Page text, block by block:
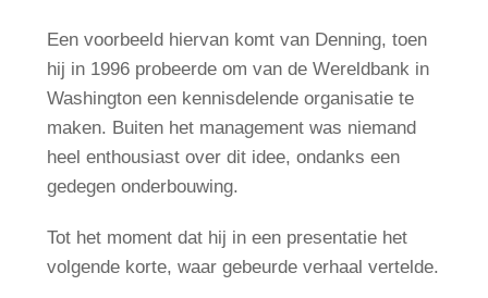
Een voorbeeld hiervan komt van Denning, toen
hij in 1996 probeerde om van de Wereldbank in
Washington een kennisdelende organisatie te
maken. Buiten het management was niemand
heel enthousiast over dit idee, ondanks een
gedegen onderbouwing.
Tot het moment dat hij in een presentatie het
volgende korte, waar gebeurde verhaal vertelde.